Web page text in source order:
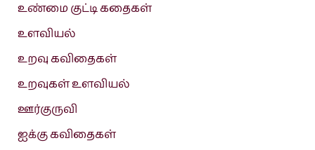
உண்மை குட்டி கதைகள்
உளவியல்
உறவு கவிதைகள்
உறவுகள் உளவியல்
ஊர்குருவி
ஐக்கு கவிதைகள்